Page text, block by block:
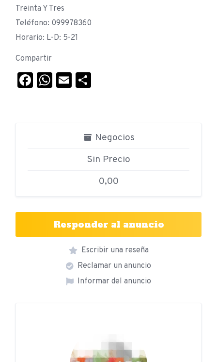
Treinta Y Tres
Teléfono: 099978360
Horario: L-D: 5-21
Compartir
Facebook
WhatsApp
Email
Negocios
Sin Precio
0,00
Responder al anuncio
Escribir una reseña
Reclamar un anuncio
Informar del anuncio